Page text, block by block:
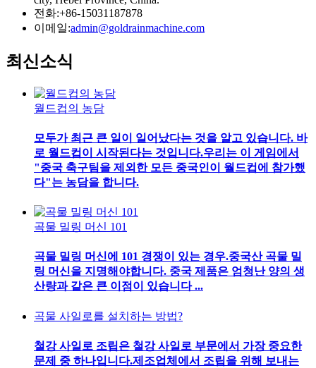
전화:+86-15031187878
이메일:admin@goldrainmachine.com
최신소식
월드컵의 농담
모두가 최근 큰 일이 일어났다는 것을 알고 있습니다. 바
로 월드컵이 시작된다는 것입니다.우리는 이 게임에서
"중국 축구팀을 제외한 모든 중국인이 월드컵에 참가했
다"는 농담을 합니다.
곡물 밀링 머신 101
곡물 밀링 머신에 101 경쟁이 있는 경우.중국산 곡물 밀
링 머신을 지명해야합니다. 중국 제품은 엄청난 양의 생
산량과 같은 큰 이점이 있습니다 ...
곡물 사일로를 설치하는 방법?
철강 사일로 조립은 철강 사일로 부문에서 가장 중요한
문제 중 하나입니다.제조업체에서 조립을 위해 보내는